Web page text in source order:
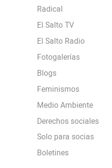
Radical
El Salto TV
El Salto Radio
Fotogalerías
Blogs
Feminismos
Medio Ambiente
Derechos sociales
Solo para socias
Boletines